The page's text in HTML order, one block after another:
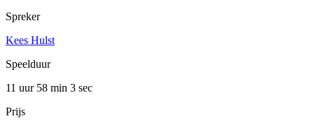
Spreker
Kees Hulst
Speelduur
11 uur 58 min 3 sec
Prijs